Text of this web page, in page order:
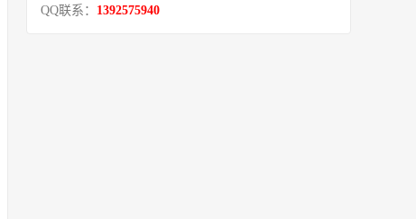
QQ联系： 1392575940